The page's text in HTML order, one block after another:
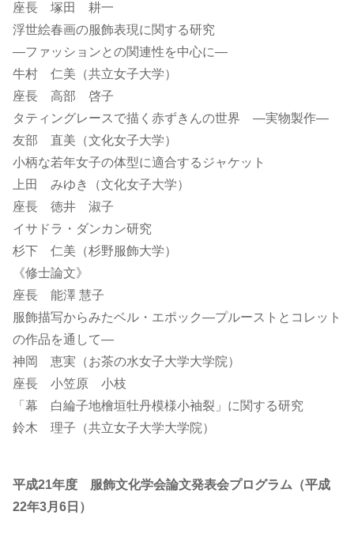
座長 塚田 耕一
浮世絵春画の服飾表現に関する研究
―ファッションとの関連性を中心に―
牛村 仁美（共立女子大学）
座長 高部 啓子
タティングレースで描く赤ずきんの世界 ―実物製作―
友部 直美（文化女子大学）
小柄な若年女子の体型に適合するジャケット
上田 みゆき（文化女子大学）
座長 徳井 淑子
イサドラ・ダンカン研究
杉下 仁美（杉野服飾大学）
《修士論文》
座長 能澤 慧子
服飾描写からみたベル・エポック―プルーストとコレット
の作品を通して―
神岡 恵実（お茶の水女子大学大学院）
座長 小笠原 小枝
「幕 白綸子地檜垣牡丹模様小袖裂」に関する研究
鈴木 理子（共立女子大学大学院）
平成21年度 服飾文化学会論文発表会プログラム（平成
22年3月6日）